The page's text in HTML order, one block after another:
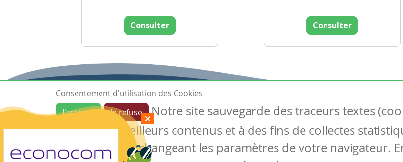
Consulter Consulter
Ressources
Les ressources
Créer une ressource
Mes ressources
Articles
Tous les articles
Articles DYS
Consentement d'utilisation des Cookies
J'accepte
Je refuse
Notre site sauvegarde des traceurs textes
garantir de meilleurs contenus et à des fins de collectes
des cookies en changeant les paramètres de votre navigateur.